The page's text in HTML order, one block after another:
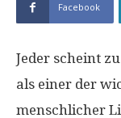
Facebook
Jeder scheint
als einer der
menschlicher